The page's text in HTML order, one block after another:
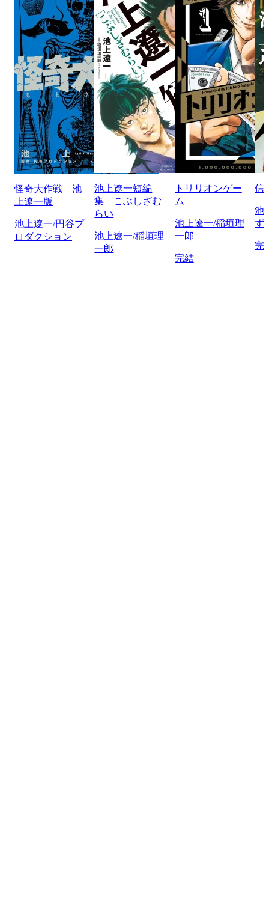
怪奇大作戦 池
上遼一版
池上遼一/円谷プ
ロダクション
池上遼一短編
集 こぶしざむ
らい
池上遼一/稲垣理
一郎
トリリオンゲー
ム
池上遼一/稲垣理
一郎
完結
信
池
ず
完